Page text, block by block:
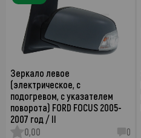
Зеркало левое
(электрическое, с
подогревом, с указателем
поворота) FORD FOCUS 2005-
2007 год / II
0,00
0